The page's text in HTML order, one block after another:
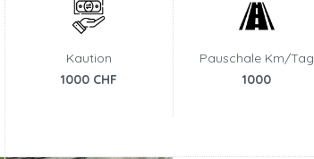
Kaution
1000 CHF
Pauschale Km/Tag
1000